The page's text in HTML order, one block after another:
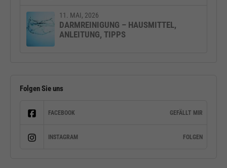
11. MAI, 2026
DARMREINIGUNG – HAUSMITTEL,
ANLEITUNG, TIPPS
Folgen Sie uns
FACEBOOK GEFÄLLT MIR
INSTAGRAM FOLGEN